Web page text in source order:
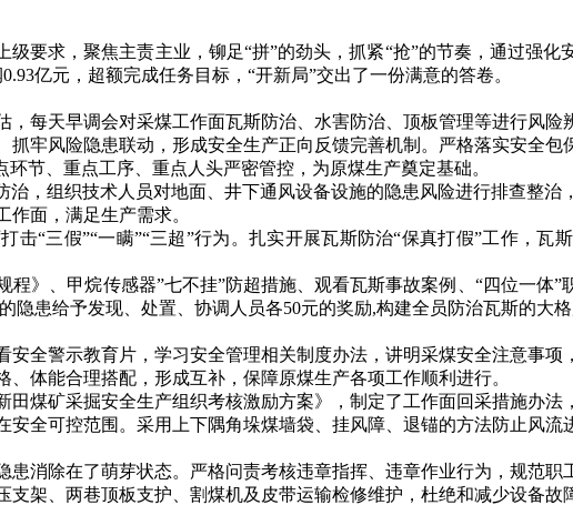
求，聚焦主责主业，铆足“拼”的劲头，抓紧“抢”的节奏，通过强化
亿元，超额完成任务目标，“开新局”交出了一份满意的答卷。
天早调会对采煤工作面瓦斯防治、水害防治、顶板管理等进行风险
牢风险隐患联动，形成安全生产正向反馈完善机制。严格落实安全包
节、重点工序、重点人头严密管控，为原煤生产奠定基础。
组织技术人员对地面、井下通风设备设施的隐患风险进行排查整治
面，满足生产需求。
“三假”“一瞒”“三超”行为。扎实开展瓦斯防治“保真打假”工作，瓦
、甲烷传感器”七不挂”防超措施、观看瓦斯事故案例、“四位一体”
患给予发现、处置、协调人员各50元的奖励,构建全员防治瓦斯的大
警示教育片，学习安全管理相关制度办法，讲明采煤安全注意事项
体能合理搭配，形成互补，保障原煤生产各项工作顺利进行。
矿采掘安全生产组织考核激励方案》，制定了工作面回采措施办法
全可控范围。采用上下隅角垛煤墙袋、挂风障、退锚的方法防止风
除在了萌芽状态。严格问责考核违章指挥、违章作业行为，规范职
架、两巷顶板支护、割煤机及皮带运输检修维护，杜绝和减少设备